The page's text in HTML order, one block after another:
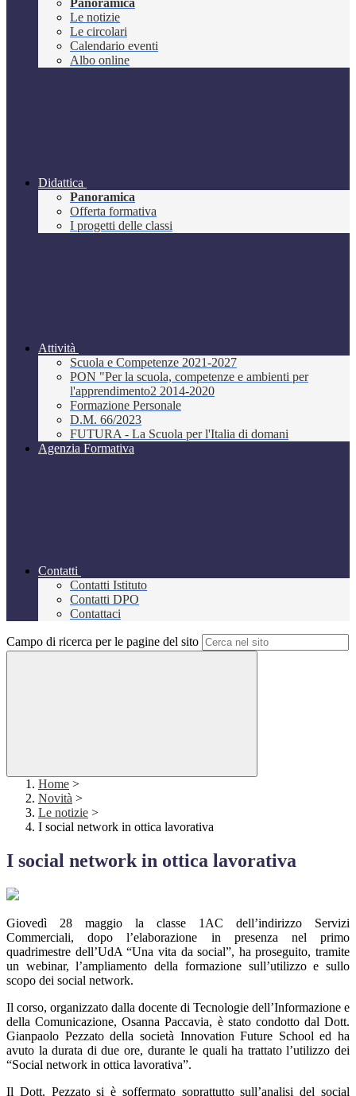
Panoramica
Le notizie
Le circolari
Calendario eventi
Albo online
Didattica
Panoramica
Offerta formativa
I progetti delle classi
Attività
Scuola e Competenze 2021-2027
PON "Per la scuola, competenze e ambienti per
l'apprendimento2 2014-2020
Formazione Personale
D.M. 66/2023
FUTURA - La Scuola per l'Italia di domani
Agenzia Formativa
Contatti
Contatti Istituto
Contatti DPO
Contattaci
Campo di ricerca per le pagine del sito
Home >
Novità >
Le notizie >
I social network in ottica lavorativa
I social network in ottica lavorativa
Giovedì 28 maggio la classe 1AC dell’indirizzo Servizi
Commerciali, dopo l’elaborazione in presenza nel primo
quadrimestre dell’UdA “Una vita da social”, ha proseguito, tramite
un webinar, l’ampliamento della formazione sull’utilizzo e sullo
scopo dei social network.
Il corso, organizzato dalla docente di Tecnologie dell’Informazione e
della Comunicazione, Osanna Paccavia, è stato condotto dal Dott.
Gianpaolo Pezzato della società Innovation Future School ed ha
avuto la durata di due ore, durante le quali ha trattato l’utilizzo dei
“Social network in ottica lavorativa”.
Il Dott. Pezzato si è soffermato soprattutto sull’analisi del social